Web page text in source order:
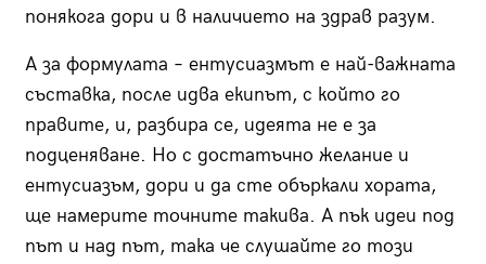
понякога дори и в наличието на здрав разум.
А за формулата – ентусиазмът е най-важната
съставка, после идва екипът, с който го
правите, и, разбира се, идеята не е за
подценяване. Но с достатъчно желание и
ентусиазъм, дори и да сте объркали хората,
ще намерите точните такива. А пък идеи под
път и над път, така че слушайте го този